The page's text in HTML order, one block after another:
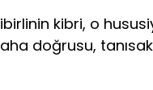
kibri, o
doğrusu,